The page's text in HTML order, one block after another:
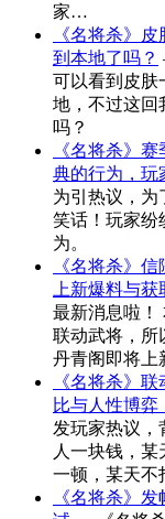
家…
《名将杀》
到本地了吗？
可以看到皮肤
地，不过这回
吗？
《名将杀》
典的行为，玩
为引热议，为
笑话！玩家纷
为。
《名将杀》
上新爆料与
最新消息啦！
联动武将，所
丹青阁即将
《名将杀》
比与人性博弈
发玩家热议，
人一块钱，
一顿，某天
《名将杀》